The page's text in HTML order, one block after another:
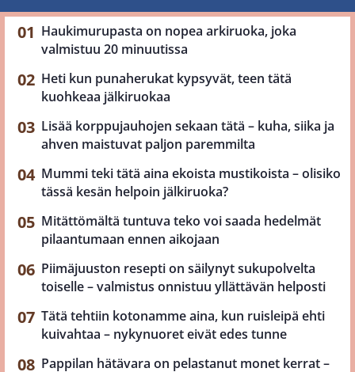
Haukimurupasta on nopea arkiruoka, joka
valmistuu 20 minuutissa
Heti kun punaherukat kypsyvät, teen tätä
kuohkeaa jälkiruokaa
Lisää korppujauhojen sekaan tätä – kuha, siika ja
ahven maistuvat paljon paremmilta
Mummi teki tätä aina ekoista mustikoista – olisiko
tässä kesän helpoin jälkiruoka?
Mitättömältä tuntuva teko voi saada hedelmät
pilaantumaan ennen aikojaan
Piimäjuuston resepti on säilynyt sukupolvelta
toiselle – valmistus onnistuu yllättävän helposti
Tätä tehtiin kotonamme aina, kun ruisleipä ehti
kuivahtaa – nykynuoret eivät edes tunne
Pappilan hätävara on pelastanut monet kerrat –